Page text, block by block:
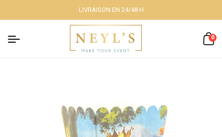
Décoration
LIVRAISON EN 24/48 H
0